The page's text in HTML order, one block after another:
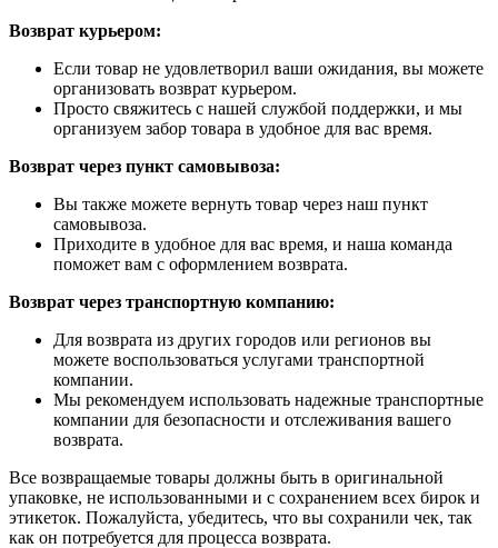
Возврат курьером:
Если товар не удовлетворил ваши ожидания, вы можете
организовать возврат курьером.
Просто свяжитесь с нашей службой поддержки, и мы
организуем забор товара в удобное для вас время.
Возврат через пункт самовывоза:
Вы также можете вернуть товар через наш пункт
самовывоза.
Приходите в удобное для вас время, и наша команда
поможет вам с оформлением возврата.
Возврат через транспортную компанию:
Для возврата из других городов или регионов вы
можете воспользоваться услугами транспортной
компании.
Мы рекомендуем использовать надежные транспортные
компании для безопасности и отслеживания вашего
возврата.
Все возвращаемые товары должны быть в оригинальной
упаковке, не использованными и с сохранением всех бирок и
этикеток. Пожалуйста, убедитесь, что вы сохранили чек, так
как он потребуется для процесса возврата.